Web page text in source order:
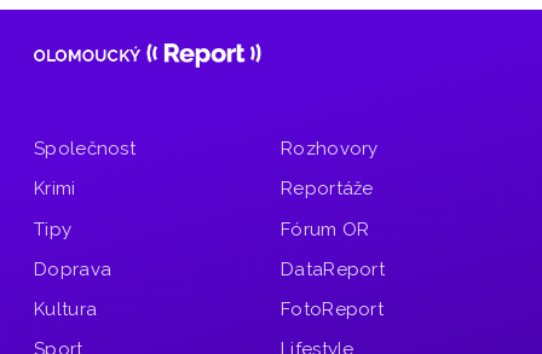
Společnost
Krimi
Tipy
Doprava
Kultura
Sport
Rozhovory
Reportáže
Fórum OR
DataReport
FotoReport
Lifestyle